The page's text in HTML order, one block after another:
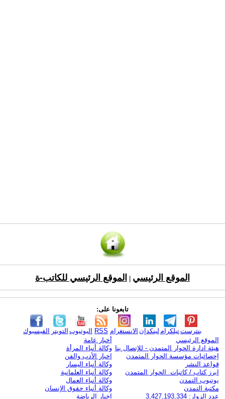
الموقع الرئيسي الموقع الرئيسي للكاتب-ة
تابعونا على:
الفيسبوك التويتر اليوتيوب RSS الانستغرام لينكدإن تيلكرامبنترست
الموقع الرئيسي
هيئة ادارة الحوار المتمدن - للإتصال بنا
إحصائيات مؤسسة الحوار المتمدن
قواعد النشر
ابرز كتاب / كاتبات الحوار المتمدن
يوتيوب التمدن
مكتبة التمدن
عدد الزوار: 3,427,193,334
أخبار عامة
وكالة أنباء المرأة
اخبار الأدب والفن
وكالة أنباء اليسار
وكالة أنباء العلمانية
وكالة أنباء العمال
وكالة أنباء حقوق الإنسان
اخبار الرياضة